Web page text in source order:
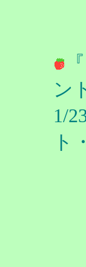
ン
1/
ト